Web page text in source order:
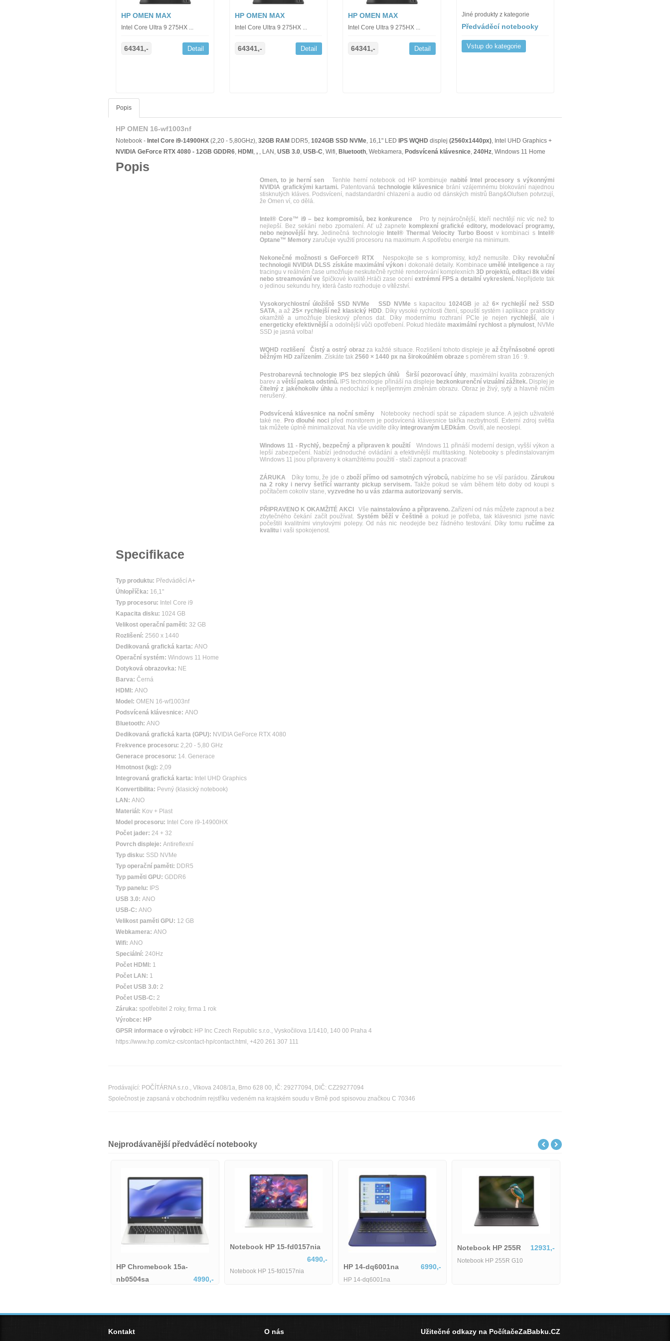
HP OMEN MAX
Intel Core Ultra 9 275HX ...
64341,- Detail
HP OMEN MAX
Intel Core Ultra 9 275HX ...
64341,- Detail
HP OMEN MAX
Intel Core Ultra 9 275HX ...
64341,- Detail
Jiné produkty z kategorie
Předváděcí notebooky
Vstup do kategorie
Popis
HP OMEN 16-wf1003nf
Notebook - Intel Core i9-14900HX (2,20 - 5,80GHz), 32GB RAM DDR5, 1024GB SSD NVMe, 16,1" LED IPS WQHD displej (2560x1440px), Intel UHD Graphics +
NVIDIA GeForce RTX 4080 - 12GB GDDR6, HDMI , , , LAN, USB 3.0, USB-C, Wifi, Bluetooth, Webkamera, Podsvícená klávesnice, 240Hz, Windows 11 Home
Popis
Omen, to je herní sen Tenhle herní notebook od HP kombinuje nabité Intel procesory s výkonnými
NVIDIA grafickými kartami. Patentovaná technologie klávesnice brání vzájemnému blokování najednou
stisknutých kláves. Podsvícení, nadstandardní chlazení a audio od dánských mistrů Bang&Olufsen potvrzují,
že Omen ví, co dělá.
Intel® Core™ i9 – bez kompromisů, bez konkurence
Pro ty nejnáročnější, kteří nechtějí nic víc než to
nejlepší. Bez sekání nebo zpomalení. Ať už zapnete komplexní grafické editory, modelovací programy,
nebo nejnovější hry.Jedinečná technologie Intel® Thermal Velocity Turbo Boost v kombinaci s
Intel®
Optane™ Memory zaručuje využití procesoru na maximum. A spotřebu energie na minimum.
Nekonečné možnosti s GeForce® RTX Nespokojte se s kompromisy, když nemusíte. Díky revoluční
technologii NVIDIA DLSS získáte maximální výkoni dokonalé detaily. Kombinace umělé inteligence a ray
tracingu v reálném čase umožňuje neskutečně rychlé renderování komplexních 3D projektů, editaci 8k videí
nebo streamování ve špičkové kvalitě.Hráči zase ocení extrémní FPS a detailní vykreslení.Nepřijdete tak
o jedinou sekundu hry, která často rozhoduje o vítězství.
Vysokorychlostní úložiště SSD NVMe SSD NVMe s kapacitou 1024GB je až 6× rychlejší než SSD
SATA, a až25× rychlejší než klasický HDD. Díky vysoké rychlosti čtení, spouští systém i aplikace prakticky
okamžitě a umožňuje bleskový přenos dat. Díky modernímu rozhraní PCIe je nejen rychlejší, ale i
energeticky efektivnější a odolnější vůči opotřebení. Pokud hledáte maximální rychlosta plynulost, NVMe
SSD je jasná volba!
WQHD rozlišení Čistý a ostrý obrazza každé situace. Rozlišení tohoto displeje je až čtyřnásobné oproti
běžným HD zařízením. Získáte tak 2560 × 1440 px na širokoúhlém obraze s poměrem stran 16 : 9.
Pestrobarevná technologie IPS bez slepých úhlů Širší pozorovací úhly, maximální kvalita zobrazených
barev avětší paleta odstínů. IPS technologie přináší na displeje bezkonkurenční vizuální zážitek.Displej je
čitelný z jakéhokoliv úhlua nedochází k nepříjemným změnám obrazu. Obraz je živý, sytý a hlavně ničím
nerušený.
Podsvícená klávesnice na noční směny Notebooky nechodí spát se západem slunce. A jejich uživatelé
také ne. Pro dlouhé noci před monitorem je podsvícená klávesnice takřka nezbytností. Externí zdroj světla
tak můžete úplně minimalizovat. Na vše uvidíte díky integrovaným LEDkám. Osvítí, ale neoslepí.
Windows 11 - Rychlý, bezpečný a připraven k použití Windows 11 přináší moderní design, vyšší výkon a
lepší zabezpečení. Nabízí jednoduché ovládání a efektivnější multitasking. Notebooky s předinstalovaným
Windows 11 jsou připraveny k okamžitému použití - stačí zapnout a pracovat!
ZÁRUKA Díky tomu, že jde ozboží přímo od samotných výrobců,nabízíme ho se vší parádou.Zárukou
na 2 roky i nervy šetřící warranty pickup servisem.Takže pokud se vám během této doby od koupi s
počítačem cokoliv stane, vyzvedne ho u vás zdarma autorizovaný servis.
PŘIPRAVENO K OKAMŽITÉ AKCI Vše nainstalováno a připraveno.Zařízení od nás můžete zapnout a bez
zbytečného čekání začít používat. Systém běží v češtině a pokud je potřeba, tak klávesnici jsme navíc
počeštili kvalitními vinylovými polepy. Od nás nic neodejde bez řádného testování. Díky tomu ručíme za
kvalitu i vaši spokojenost.
Specifikace
Typ produktu: Předváděcí A+
Úhlopříčka: 16,1"
Typ procesoru: Intel Core i9
Kapacita disku: 1024 GB
Velikost operační paměti: 32 GB
Rozlišení: 2560 x 1440
Dedikovaná grafická karta: ANO
Operační systém: Windows 11 Home
Dotyková obrazovka: NE
Barva: Černá
HDMI: ANO
Model: OMEN 16-wf1003nf
Podsvícená klávesnice: ANO
Bluetooth: ANO
Dedikovaná grafická karta (GPU): NVIDIA GeForce RTX 4080
Frekvence procesoru: 2,20 - 5,80 GHz
Generace procesoru: 14. Generace
Hmotnost (kg): 2,09
Integrovaná grafická karta: Intel UHD Graphics
Konvertibilita: Pevný (klasický notebook)
LAN: ANO
Materiál: Kov + Plast
Model procesoru: Intel Core i9-14900HX
Počet jader: 24 + 32
Povrch displeje: Antireflexní
Typ disku: SSD NVMe
Typ operační paměti: DDR5
Typ paměti GPU: GDDR6
Typ panelu:
IPS
USB 3.0: ANO
USB-C: ANO
Velikost paměti GPU: 12 GB
Webkamera: ANO
Wifi: ANO
Speciální: 240Hz
Počet HDMI: 1
Počet LAN: 1
Počet USB 3.0: 2
Počet USB-C: 2
Záruka: spotřebitel 2 roky, firma 1 rok
Výrobce: HP
GPSR informace o výrobci: HP Inc Czech Republic s.r.o., Vyskočilova 1/1410, 140 00 Praha 4
https://www.hp.com/cz-cs/contact-hp/contact.html, +420 261 307 111
Prodávající: POČÍTÁRNA s.r.o., Vlkova 2408/1a, Brno 628 00, IČ: 29277094, DIČ: CZ29277094
Společnost je zapsaná v obchodním rejstříku vedeném na krajském soudu v Brně pod spisovou značkou C 70346
Nejprodávanější předváděcí notebooky
HP Chromebook 15a-
nb0504sa
4990,-
Notebook HP 15-fd0157nia
6490,-
Notebook HP 15-fd0157nia
HP 14-dq6001na 6990,-
HP 14-dq6001na
Notebook HP 255R 12931,-
Notebook HP 255R G10
Kontakt O nás Užitečné odkazy na PočítačeZaBabku.CZ